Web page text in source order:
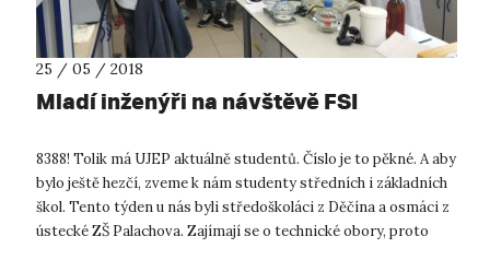
25 / 05 / 2018
Mladí inženýři na návštěvě FSI
8388! Tolik má UJEP aktuálně studentů. Číslo je to pěkné. A aby
bylo ještě hezčí, zveme k nám studenty středních i základních
škol. Tento týden u nás byli středoškoláci z Děčína a osmáci z
ústecké ZŠ Palachova. Zajímají se o technické obory, proto